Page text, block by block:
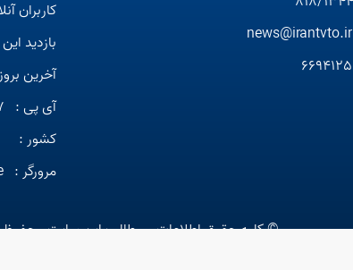
news@irantvto.ir
کاربران
بازدید این
آخرین بروزرسانی :
آی پی :
کشور :
مرورگر :
© کلیه حقوق اطلاعات و مطالب این سایت